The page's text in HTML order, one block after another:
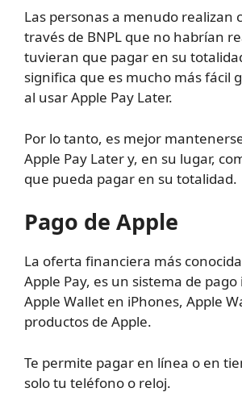
Las personas a menudo realizan
través de BNPL que no habrían
tuvieran que pagar en su
significa que es mucho más fácil
al usar Apple Pay Later.
Por lo tanto, es mejor
Apple Pay Later y, en su lugar,
que pueda pagar en su totalidad.
Pago de Apple
La oferta financiera más
Apple Pay, es un sistema de
Apple Wallet en iPhones, Apple
productos de Apple.
Te permite pagar en línea o en
solo tu teléfono o reloj.